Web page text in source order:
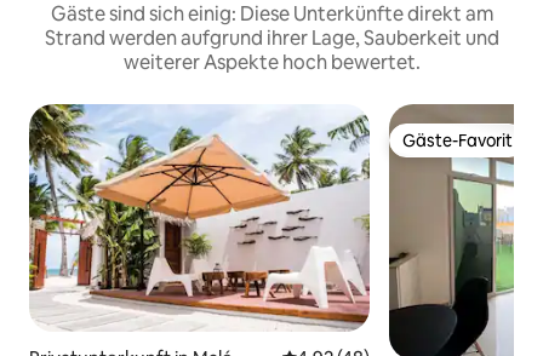
Gäste sind sich einig: Diese Unterkünfte direkt am
Strand werden aufgrund ihrer Lage, Sauberkeit und
weiterer Aspekte hoch bewertet.
Gäste-Favorit
Gäste-Favorit